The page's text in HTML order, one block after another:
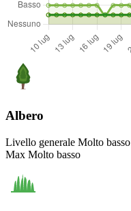
Albero
Livello generale Molto basso
Max Molto basso